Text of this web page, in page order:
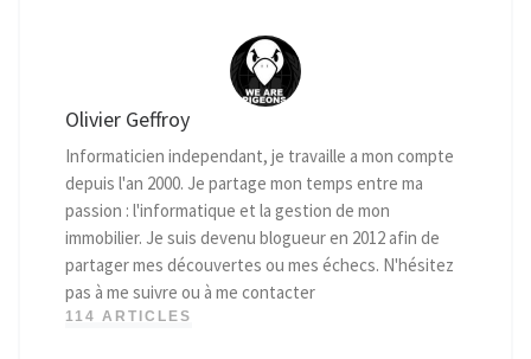
Olivier Geffroy
Informaticien independant, je travaille a mon compte
depuis l'an 2000. Je partage mon temps entre ma
passion : l'informatique et la gestion de mon
immobilier. Je suis devenu blogueur en 2012 afin de
partager mes découvertes ou mes échecs. N'hésitez
pas à me suivre ou à me contacter
114 ARTICLES